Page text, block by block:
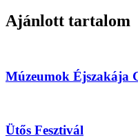
Ajánlott tartalom
Múzeumok Éjszakája
Ütős Fesztivál